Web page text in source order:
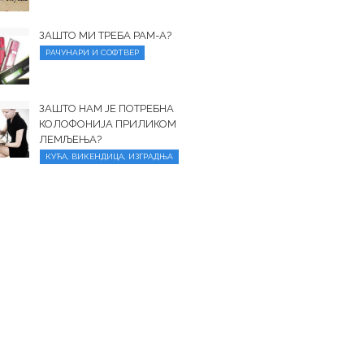
ЗАШТО МИ ТРЕБА РАМ-А?
РАЧУНАРИ И СОФТВЕР
ЗАШТО НАМ ЈЕ ПОТРЕБНА
КОЛОФОНИЈА ПРИЛИКОМ
ЛЕМЉЕЊА?
КУЋА, ВИКЕНДИЦА, ИЗГРАДЊА